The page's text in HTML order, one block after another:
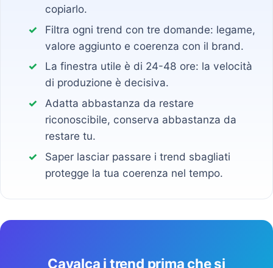
copiarlo.
Filtra ogni trend con tre domande: legame,
valore aggiunto e coerenza con il brand.
La finestra utile è di 24-48 ore: la velocità
di produzione è decisiva.
Adatta abbastanza da restare
riconoscibile, conserva abbastanza da
restare tu.
Saper lasciar passare i trend sbagliati
protegge la tua coerenza nel tempo.
Cavalca i trend prima che si